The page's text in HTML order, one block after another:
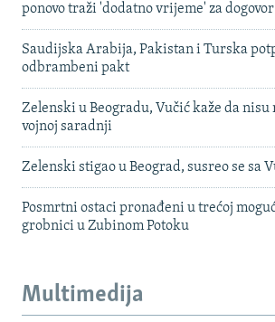
ponovo traži 'dodatno vrijeme' za dogovor
Saudijska Arabija, Pakistan i Turska
odbrambeni pakt
Zelenski u Beogradu, Vučić kaže da nisu
vojnoj saradnji
Zelenski stigao u Beograd, susreo se sa
Posmrtni ostaci pronađeni u trećoj
grobnici u Zubinom Potoku
Multimedija